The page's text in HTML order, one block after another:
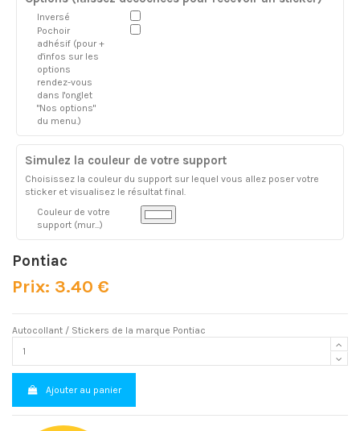
Inversé
Pochoir
adhésif (pour +
d'infos sur les
options
rendez-vous
dans l'onglet
"Nos options"
du menu.)
Simulez la couleur de votre support
Choisissez la couleur du support sur lequel vous allez poser votre
sticker et visualisez le résultat final.
Couleur de votre
support (mur...)
Pontiac
Prix: 3.40 €
Autocollant / Stickers de la marque Pontiac
Ajouter au panier